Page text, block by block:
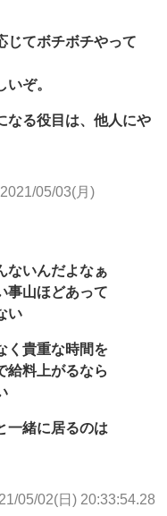
じてボチボチやって
ぞ。
なる役目は、他人にや
2021/05/03(月)
ないんだよなぁ
事山ほどあって
い
く貴重な時間を
給料上がるなら
一緒に居るのは
05/02(日) 20:33:54.28